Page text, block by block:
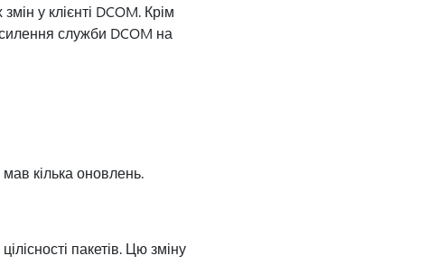
у клієнті DCOM. Крім
служби DCOM на
кілька оновлень.
пакетів. Цю зміну